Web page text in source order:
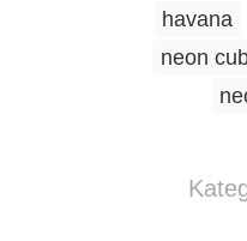
havana
neon